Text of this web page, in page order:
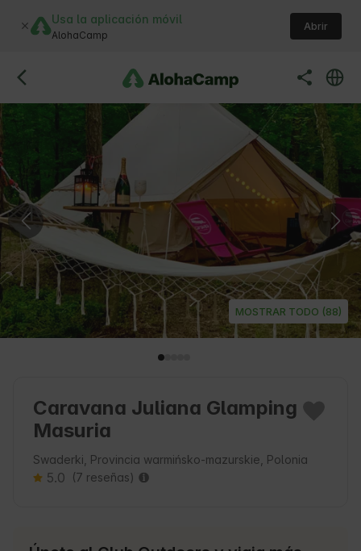
Usa la aplicación móvil
AlohaCamp
Abrir
MOSTRAR TODO (88)
Caravana Juliana Glamping
Masuria
Swaderki, Provincia warmińsko-mazurskie, Polonia
5.0 (7 reseñas)